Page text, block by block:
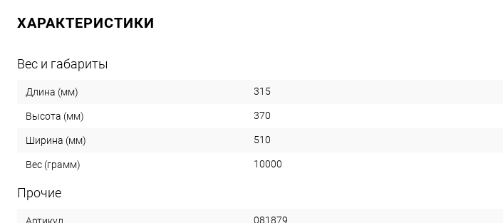
ХАРАКТЕРИСТИКИ
Вес и габариты
Длина (мм) 315
Высота (мм) 370
Ширина (мм) 510
Вес (грамм) 10000
Прочие
081879